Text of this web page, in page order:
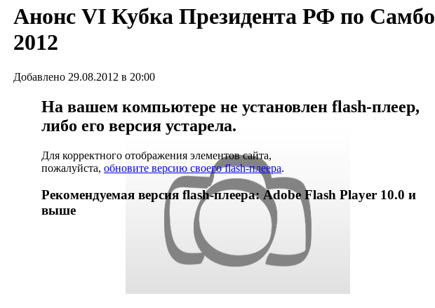
Анонс VI Кубка Президента РФ по Самбо
2012
Добавлено 29.08.2012 в 20:00
На вашем компьютере не установлен flash-плеер,
либо его версия устарела.
Для корректного отображения элементов сайта,
пожалуйста, обновите версию своего flash-плеера.
Рекомендуемая версия flash-плеера: Adobe Flash Player 10.0 и
выше